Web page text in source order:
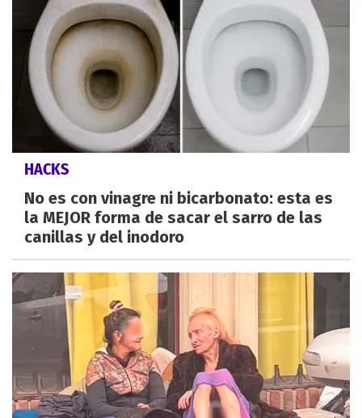
HACKS
No es con vinagre ni bicarbonato: esta es
la MEJOR forma de sacar el sarro de las
canillas y del inodoro